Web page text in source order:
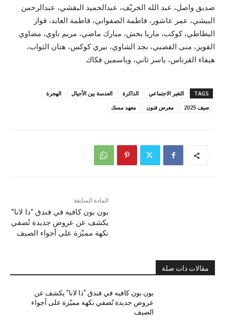
صديق واصل، عبد الله الخريّف، عبدالحميد البقشي، عبدالرحمن
البيشي، عمر عاشور، فاطمة الصفواني، فاطمة العابد، فواز
البطاطي، كوكب، ماريا بخش، مبارك ماضي، مريم ناوي، مضاوي
القويز، منى القصبي، نجد الشاوي، نيري كوكس، هتان الثواب،
هيفاء القرناس، ياسر ثاني، وياسمين فكاك
TAGS التغير الاجتماعي الذاكرة العدسة بين الأجيال
الهجرة
صيف 2025
معرض فنون معهد مسك
المادة السابقة
بون بون كافيه في فندق “ذا لانا”
يكشف عن عروض جديدة تُضفي
نكهة مميّزة على أجواء الصيف
مقالات ذات صلة
بون بون كافيه في فندق “ذا لانا” يكشف عن
عروض جديدة تُضفي نكهة مميّزة على أجواء
الصيف